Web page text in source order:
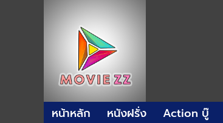
หน้าหลัก หนังฝรั่ง Action บู๊